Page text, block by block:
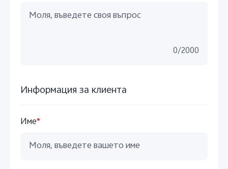
0/2000
Информация за клиента
Име*